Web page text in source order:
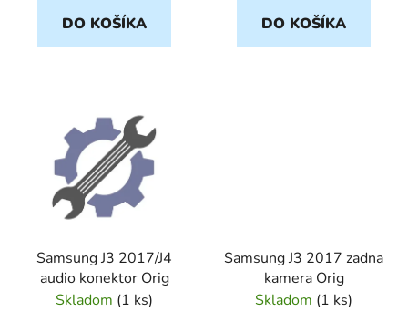
DO KOŠÍKA DO KOŠÍKA
Samsung J3 2017/J4
audio konektor Orig
Skladom (1 ks)
Samsung J3 2017 zadna
kamera Orig
Skladom (1 ks)